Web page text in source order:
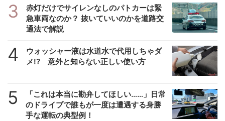
3
赤灯だけでサイレンなしのパトカーは緊
急車両なのか？ 抜いていいのかを道路交
通法で解説
4
ウォッシャー液は水道水で代用しちゃダ
メ!? 意外と知らない正しい使い方
5
「これは本当に勘弁してほしい……」日常
のドライブで誰もが一度は遭遇する身勝
手な運転の典型例！